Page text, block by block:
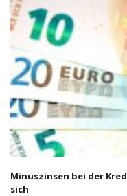
Minuszinsen bei der
sich